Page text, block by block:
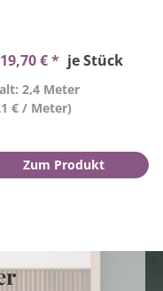
19,70 € * je Stück
2,4 Meter
€ / Meter)
Zum Produkt